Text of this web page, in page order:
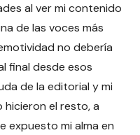
al ver mi contenido
de las voces más
no debería
final desde esos
de la editorial y mi
el resto, a
expuesto mi alma en